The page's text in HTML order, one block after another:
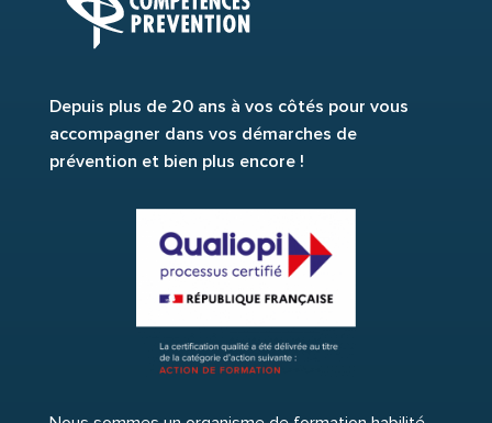
Depuis plus de 20 ans à vos côtés pour vous
accompagner dans vos démarches de
prévention et bien plus encore !